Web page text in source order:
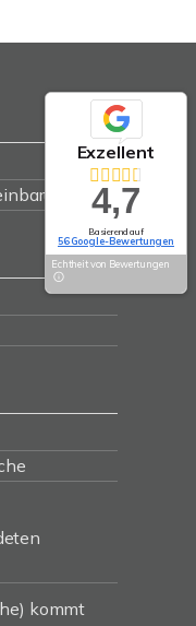
kommt
Exzellent
4,7
Basierend auf
56 Google-Bewertungen
Echtheit von Bewertungen